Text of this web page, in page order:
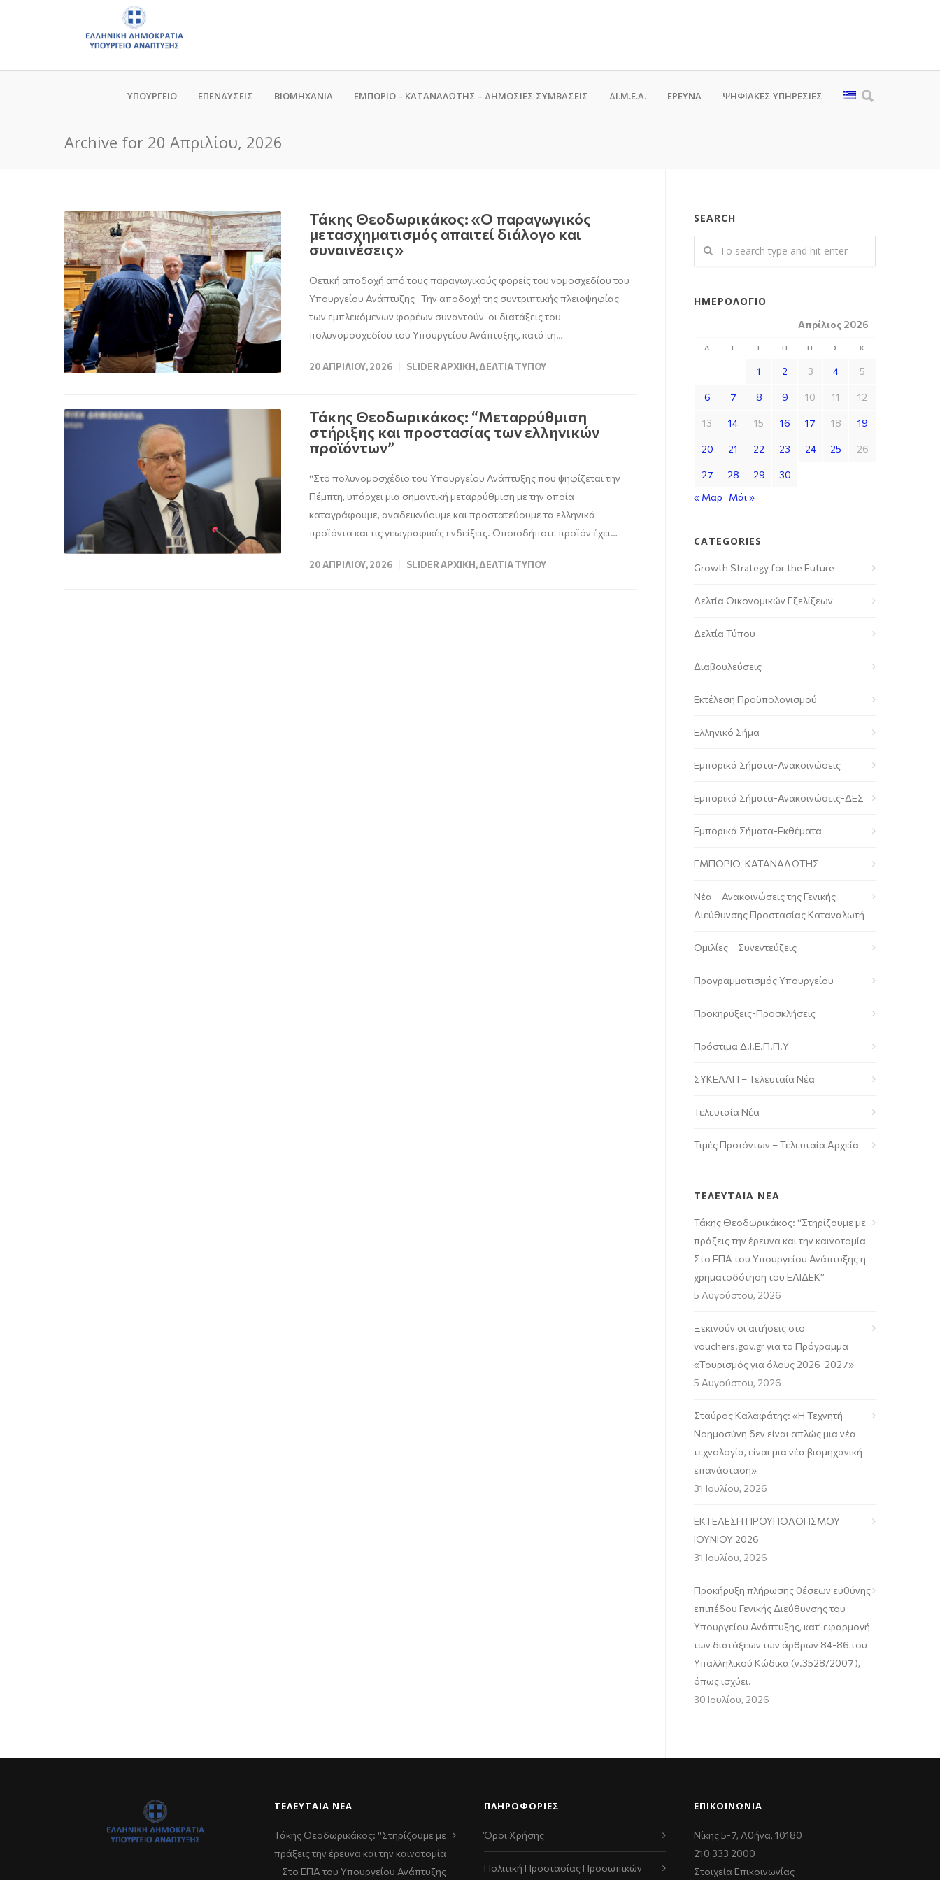
ΥΠΟΥΡΓΕΙΟ ΕΠΕΝΔΥΣΕΙΣ ΒΙΟΜΗΧΑΝΙΑ ΕΜΠΟΡΙΟ – ΚΑΤΑΝΑΛΩΤΗΣ – ΔΗΜΟΣΙΕΣ ΣΥΜΒΑΣΕΙΣ ΔΙ.Μ.Ε.Α. ΕΡΕΥΝΑ ΨΗΦΙΑΚΈΣ ΥΠΗΡΕΣΊΕΣ
Archive for 20 Απριλίου, 2026
Τάκης Θεοδωρικάκος: «Ο παραγωγικός
μετασχηματισμός απαιτεί διάλογο και
συναινέσεις»
Θετική αποδοχή από τους παραγωγικούς φορείς του νομοσχεδίου του
Υπουργείου Ανάπτυξης Την αποδοχή της συντριπτικής πλειοψηφίας
των εμπλεκόμενων φορέων συναντούν οι διατάξεις του
πολυνομοσχεδίου του Υπουργείου Ανάπτυξης, κατά τη…
20 ΑΠΡΙΛΊΟΥ, 2026 SLIDER ΑΡΧΙΚΉ,ΔΕΛΤΊΑ ΤΎΠΟΥ
Τάκης Θεοδωρικάκος: “Μεταρρύθμιση
στήριξης και προστασίας των ελληνικών
προϊόντων”
“Στο πολυνομοσχέδιο του Υπουργείου Ανάπτυξης που ψηφίζεται την
Πέμπτη, υπάρχει μια σημαντική μεταρρύθμιση με την οποία
καταγράφουμε, αναδεικνύουμε και προστατεύουμε τα ελληνικά
προϊόντα και τις γεωγραφικές ενδείξεις. Οποιοδήποτε προϊόν έχει…
20 ΑΠΡΙΛΊΟΥ, 2026 SLIDER ΑΡΧΙΚΉ,ΔΕΛΤΊΑ ΤΎΠΟΥ
SEARCH
ΗΜΕΡΟΛΌΓΙΟ
Απρίλιος 2026
Δ Τ Τ Π Π Σ Κ
1 2 3 4 5
6 7 8 9 10 11 12
13 14 15 16 17 18 19
20 21 22 23 24 25 26
27 28 29
30
« Μαρ
Μάι »
CATEGORIES
Growth Strategy for the Future
Δελτία Οικονομικών Εξελίξεων
Δελτία Τύπου
Διαβουλεύσεις
Εκτέλεση Προϋπολογισμού
Ελληνικό Σήμα
Εμπορικά Σήματα-Ανακοινώσεις
Εμπορικά Σήματα-Ανακοινώσεις-ΔΕΣ
Εμπορικά Σήματα-Εκθέματα
ΕΜΠΟΡΙΟ-ΚΑΤΑΝΑΛΩΤΗΣ
Νέα – Ανακοινώσεις της Γενικής
Διεύθυνσης Προστασίας Καταναλωτή
Ομιλίες – Συνεντεύξεις
Προγραμματισμός Υπουργείου
Προκηρύξεις-Προσκλήσεις
Πρόστιμα Δ.Ι.Ε.Π.Π.Υ
ΣΥΚΕΑΑΠ – Τελευταία Νέα
Τελευταία Νέα
Τιμές Προϊόντων – Τελευταία Αρχεία
ΤΕΛΕΥΤΑΙΑ ΝΕΑ
Τάκης Θεοδωρικάκος: “Στηρίζουμε με
πράξεις την έρευνα και την καινοτομία –
Στο ΕΠΑ του Υπουργείου Ανάπτυξης η
χρηματοδότηση του ΕΛΙΔΕΚ”
5 Αυγούστου, 2026
Ξεκινούν οι αιτήσεις στο
vouchers.gov.gr για το Πρόγραμμα
«Τουρισμός για όλους 2026-2027»
5 Αυγούστου, 2026
Σταύρος Καλαφάτης: «Η Τεχνητή
Νοημοσύνη δεν είναι απλώς μια νέα
τεχνολογία, είναι μια νέα βιομηχανική
επανάσταση»
31 Ιουλίου, 2026
ΕΚΤΕΛΕΣΗ ΠΡΟΥΠΟΛΟΓΙΣΜΟΥ
ΙΟΥΝΙΟΥ 2026
31 Ιουλίου, 2026
Προκήρυξη πλήρωσης θέσεων ευθύνης
επιπέδου Γενικής Διεύθυνσης του
Υπουργείου Ανάπτυξης, κατ’ εφαρμογή
των διατάξεων των άρθρων 84-86 του
Υπαλληλικού Κώδικα (ν.3528/2007),
όπως ισχύει.
30 Ιουλίου, 2026
ΤΕΛΕΥΤΑΊΑ ΝΈΑ
Τάκης Θεοδωρικάκος: “Στηρίζουμε με
πράξεις την έρευνα και την καινοτομία
– Στο ΕΠΑ του Υπουργείου Ανάπτυξης
ΠΛΗΡΟΦΟΡΙΕΣ
Όροι Χρήσης
Πολιτική Προστασίας Προσωπικών
ΕΠΙΚΟΙΝΩΝΊΑ
Νίκης 5-7, Αθήνα, 10180
210 333 2000
Στοιχεία Επικοινωνίας